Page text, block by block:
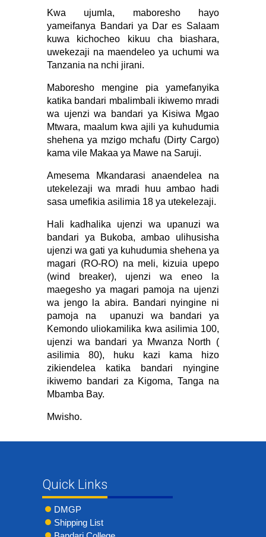
Kwa ujumla, maboresho hayo
yameifanya Bandari ya Dar es Salaam
kuwa kichocheo kikuu cha biashara,
uwekezaji na maendeleo ya uchumi wa
Tanzania na nchi jirani.
Maboresho mengine pia yamefanyika
katika bandari mbalimbali ikiwemo mradi
wa ujenzi wa bandari ya Kisiwa Mgao
Mtwara, maalum kwa ajili ya kuhudumia
shehena ya mzigo mchafu (Dirty Cargo)
kama vile Makaa ya Mawe na Saruji.
Amesema Mkandarasi anaendelea na
utekelezaji wa mradi huu ambao hadi
sasa umefikia asilimia 18 ya utekelezaji.
Hali kadhalika ujenzi wa upanuzi wa
bandari ya Bukoba, ambao ulihusisha
ujenzi wa gati ya kuhudumia shehena ya
magari (RO-RO) na meli, kizuia upepo
(wind breaker), ujenzi wa eneo la
maegesho ya magari pamoja na ujenzi
wa jengo la abira. Bandari nyingine ni
pamoja na
upanuzi wa bandari ya
Kemondo uliokamilika kwa asilimia 100,
ujenzi wa bandari ya Mwanza North (
asilimia 80), huku kazi kama hizo
zikiendelea katika bandari nyingine
ikiwemo bandari za Kigoma, Tanga na
Mbamba Bay.
Mwisho.
Quick Links
DMGP
Shipping List